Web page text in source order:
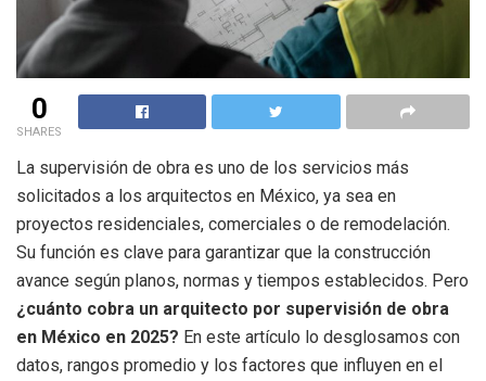
0
SHARES
La supervisión de obra es uno de los servicios más
solicitados a los arquitectos en México, ya sea en
proyectos residenciales, comerciales o de remodelación.
Su función es clave para garantizar que la construcción
avance según planos, normas y tiempos establecidos. Pero
¿cuánto cobra un arquitecto por supervisión de obra
en México en 2025? En este artículo lo desglosamos con
datos, rangos promedio y los factores que influyen en el